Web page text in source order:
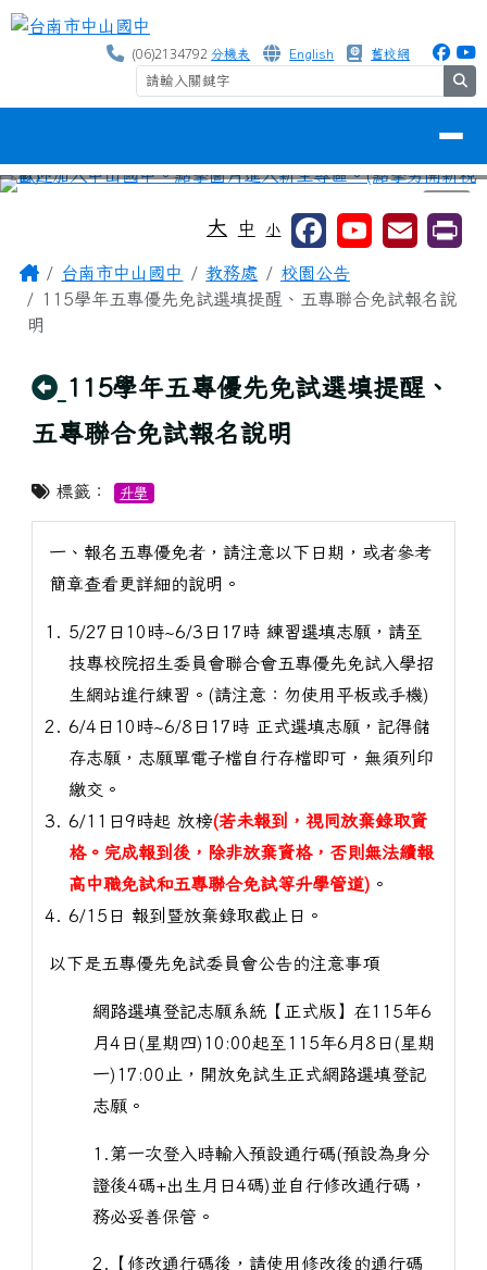
跳至主內容區
台南市中山國中
(06)2134792分機表 English 舊校網
⏸
大 中 小
主內容區域
Home台南市中山國中 教務處
校園公告
115學年五專優先免試選填提醒、五專聯合免試報名說
明
回上頁
115學年五專優先免試選填提醒、
五專聯合免試報名說明
標籤： 升學
一、報名五專優免者，請注意以下日期，或者參考
簡章查看更詳細的說明。
5/27日10時~6/3日17時 練習選填志願，請至
技專校院招生委員會聯合會五專優先免試入學招
生網站進行練習。(請注意：勿使用平板或手機)
6/4日10時~6/8日17時 正式選填志願，記得儲
存志願，志願單電子檔自行存檔即可，無須列印
繳交。
6/11日9時起 放榜(若未報到，視同放棄錄取資
格。完成報到後，除非放棄資格，否則無法續報
高中職免試和五專聯合免試等升學管道) 。
6/15日 報到暨放棄錄取截止日。
以下是五專優先免試委員會公告的注意事項
網路選填登記志願系統【正式版】在115年6
月4日(星期四)10:00起至115年6月8日(星期
一)17:00止，開放免試生正式網路選填登記
志願。
1.第一次登入時輸入預設通行碼(預設為身分
證後4碼+出生月日4碼)並自行修改通行碼，
務必妥善保管。
2.【修改通行碼後，請使用修改後的通行碼
頁尾區域